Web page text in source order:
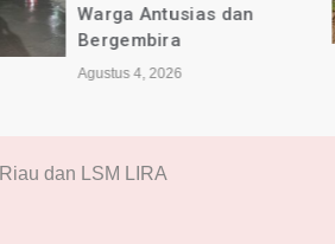
Warga Antusias dan
Bergembira
Agustus 4, 2026
dan LSM LIRA